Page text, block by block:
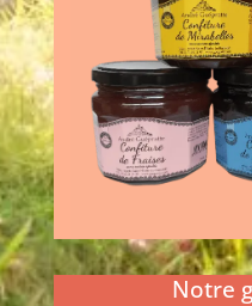
faible indice
Nos confitures
En
Notre